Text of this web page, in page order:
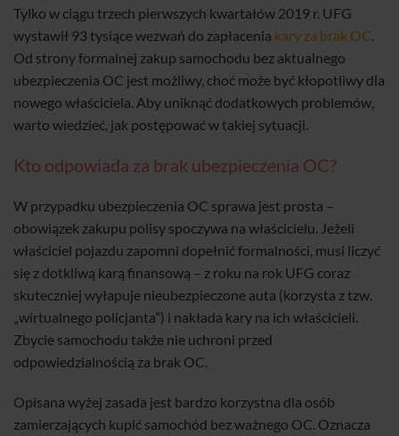
Tylko w ciągu trzech pierwszych kwartałów 2019 r. UFG
wystawił 93 tysiące wezwań do zapłacenia kary za brak OC.
Od strony formalnej zakup samochodu bez aktualnego
ubezpieczenia OC jest możliwy, choć może być kłopotliwy dla
nowego właściciela. Aby uniknąć dodatkowych problemów,
warto wiedzieć, jak postępować w takiej sytuacji.
Kto odpowiada za brak ubezpieczenia OC?
W przypadku ubezpieczenia OC sprawa jest prosta –
obowiązek zakupu polisy spoczywa na właścicielu. Jeżeli
właściciel pojazdu zapomni dopełnić formalności, musi liczyć
się z dotkliwą karą finansową – z roku na rok UFG coraz
skuteczniej wyłapuje nieubezpieczone auta (korzysta z tzw.
„wirtualnego policjanta”) i nakłada kary na ich właścicieli.
Zbycie samochodu także nie uchroni przed
odpowiedzialnością za brak OC.
Opisana wyżej zasada jest bardzo korzystna dla osób
zamierzających kupić samochód bez ważnego OC. Oznacza